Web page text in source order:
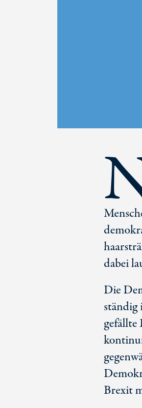
dabei
Die
gefällte
Brexit